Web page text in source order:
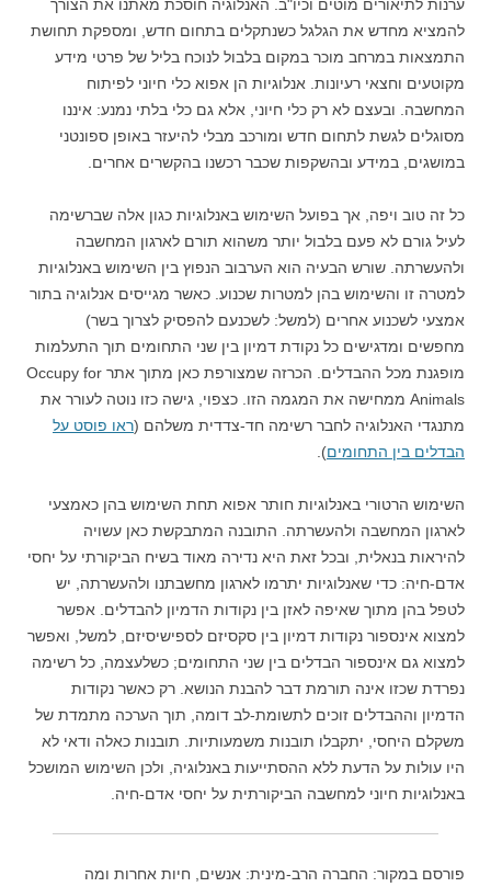
ערנות לתיאורים מוטים וכיו"ב. האנלוגיה חוסכת מאתנו את הצורך
להמציא מחדש את הגלגל כשנתקלים בתחום חדש, ומספקת תחושת
התמצאות במרחב מוכר במקום בלבול לנוכח בליל של פרטי מידע
מקוטעים וחצאי רעיונות. אנלוגיות הן אפוא כלי חיוני לפיתוח
המחשבה. ובעצם לא רק כלי חיוני, אלא גם כלי בלתי נמנע: איננו
מסוגלים לגשת לתחום חדש ומורכב מבלי להיעזר באופן ספונטני
במושגים, במידע ובהשקפות שכבר רכשנו בהקשרים אחרים.
כל זה טוב ויפה, אך בפועל השימוש באנלוגיות כגון אלה שברשימה
לעיל גורם לא פעם בלבול יותר משהוא תורם לארגון המחשבה
ולהעשרתה. שורש הבעיה הוא הערבוב הנפוץ בין השימוש באנלוגיות
למטרה זו והשימוש בהן למטרות שכנוע. כאשר מגייסים אנלוגיה בתור
אמצעי לשכנוע אחרים (למשל: לשכנעם להפסיק לצרוך בשר)
מחפשים ומדגישים כל נקודת דמיון בין שני התחומים תוך התעלמות
מופגנת מכל ההבדלים. הכרזה שמצורפת כאן מתוך אתר Occupy for
Animals ממחישה את המגמה הזו. כצפוי, גישה כזו נוטה לעורר את
מתנגדי האנלוגיה לחבר רשימה חד-צדדית משלהם (ראו פוסט על
הבדלים בין התחומים).
השימוש הרטורי באנלוגיות חותר אפוא תחת השימוש בהן כאמצעי
לארגון המחשבה ולהעשרתה. התובנה המתבקשת כאן עשויה
להיראות בנאלית, ובכל זאת היא נדירה מאוד בשיח הביקורתי על יחסי
אדם-חיה: כדי שאנלוגיות יתרמו לארגון מחשבתנו ולהעשרתה, יש
לטפל בהן מתוך שאיפה לאזן בין נקודות הדמיון להבדלים. אפשר
למצוא אינספור נקודות דמיון בין סקסיזם לספישיסיזם, למשל, ואפשר
למצוא גם אינספור הבדלים בין שני התחומים; כשלעצמה, כל רשימה
נפרדת שכזו אינה תורמת דבר להבנת הנושא. רק כאשר נקודות
הדמיון וההבדלים זוכים לתשומת-לב דומה, תוך הערכה מתמדת של
משקלם היחסי, יתקבלו תובנות משמעותיות. תובנות כאלה ודאי לא
היו עולות על הדעת ללא ההסתייעות באנלוגיה, ולכן השימוש המושכל
באנלוגיות חיוני למחשבה הביקורתית על יחסי אדם-חיה.
פורסם במקור: החברה הרב-מינית: אנשים, חיות אחרות ומה